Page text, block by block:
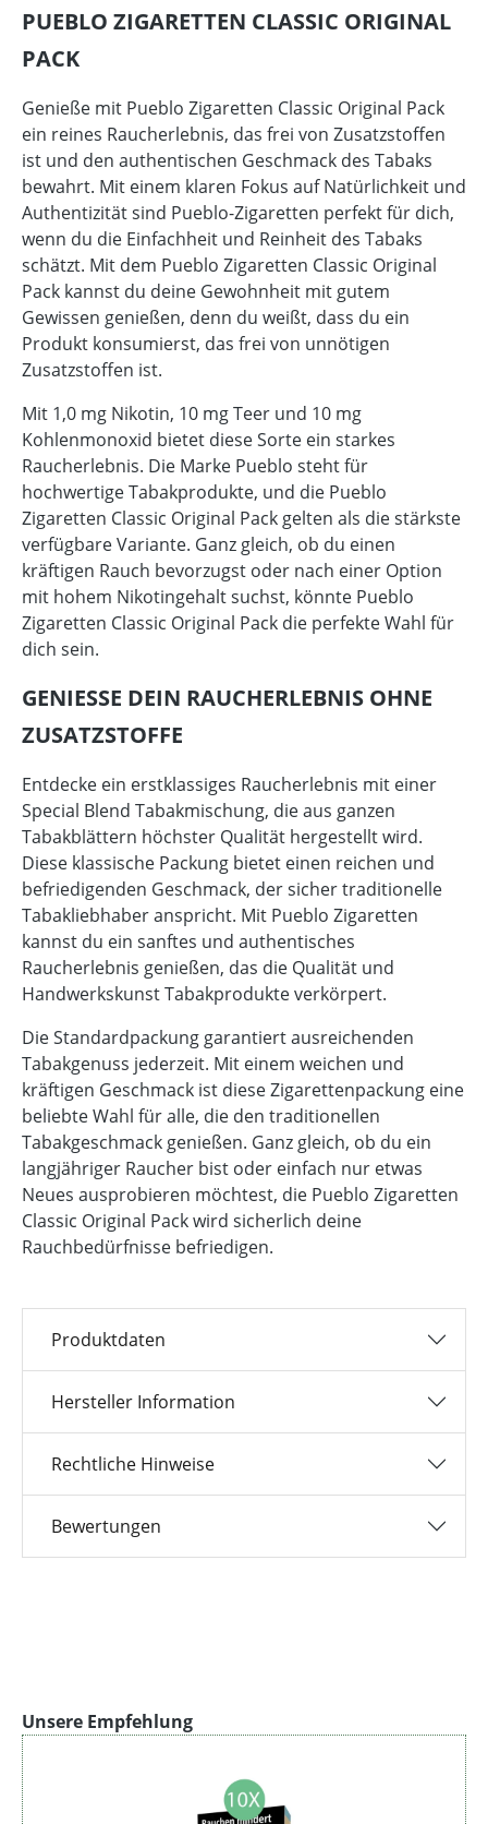
PUEBLO ZIGARETTEN CLASSIC ORIGINAL
PACK
Genieße mit Pueblo Zigaretten Classic Original Pack
ein reines Raucherlebnis, das frei von Zusatzstoffen
ist und den authentischen Geschmack des Tabaks
bewahrt. Mit einem klaren Fokus auf Natürlichkeit und
Authentizität sind Pueblo-Zigaretten perfekt für dich,
wenn du die Einfachheit und Reinheit des Tabaks
schätzt. Mit dem Pueblo Zigaretten Classic Original
Pack kannst du deine Gewohnheit mit gutem
Gewissen genießen, denn du weißt, dass du ein
Produkt konsumierst, das frei von unnötigen
Zusatzstoffen ist.
Mit 1,0 mg Nikotin, 10 mg Teer und 10 mg
Kohlenmonoxid bietet diese Sorte ein starkes
Raucherlebnis. Die Marke Pueblo steht für
hochwertige Tabakprodukte, und die Pueblo
Zigaretten Classic Original Pack gelten als die stärkste
verfügbare Variante. Ganz gleich, ob du einen
kräftigen Rauch bevorzugst oder nach einer Option
mit hohem Nikotingehalt suchst, könnte Pueblo
Zigaretten Classic Original Pack die perfekte Wahl für
dich sein.
GENIESSE DEIN RAUCHERLEBNIS OHNE Z
USATZSTOFFE
Entdecke ein erstklassiges Raucherlebnis mit einer
Special Blend Tabakmischung, die aus ganzen
Tabakblättern höchster Qualität hergestellt wird.
Diese klassische Packung bietet einen reichen und
befriedigenden Geschmack, der sicher traditionelle
Tabakliebhaber anspricht. Mit Pueblo Zigaretten
kannst du ein sanftes und authentisches
Raucherlebnis genießen, das die Qualität und
Handwerkskunst Tabakprodukte verkörpert.
Die Standardpackung garantiert ausreichenden
Tabakgenuss jederzeit. Mit einem weichen und
kräftigen Geschmack ist diese Zigarettenpackung eine
beliebte Wahl für alle, die den traditionellen
Tabakgeschmack genießen. Ganz gleich, ob du ein
langjähriger Raucher bist oder einfach nur etwas
Neues ausprobieren möchtest, die Pueblo Zigaretten
Classic Original Pack wird sicherlich deine
Rauchbedürfnisse befriedigen.
Produktdaten
Hersteller Information
Rechtliche Hinweise
Bewertungen
Produktgalerie überspringen
Unsere Empfehlung